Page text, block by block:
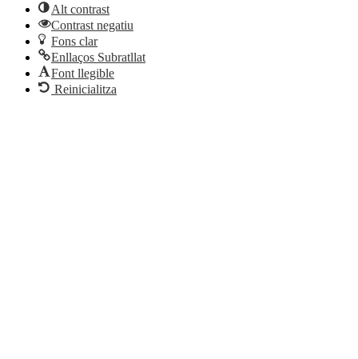
Alt contrast
Contrast negatiu
Fons clar
Enllaços Subratllat
Font llegible
Reinicialitza